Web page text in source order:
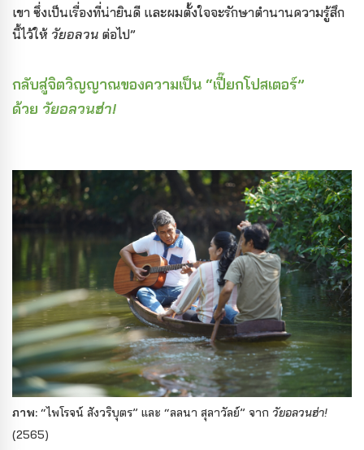
เขา ซึ่งเป็นเรื่องที่น่ายินดี และผมตั้งใจจะรักษาตำนานความรู้สึก
นี้ไว้ให้ วัยอลวน ต่อไป”
กลับสู่จิตวิญญาณของความเป็น “เปี๊ยกโปสเตอร์”
ด้วย วัยอลวนฮ่า!
ภาพ: “ไพโรจน์ สังวริบุตร” และ “ลลนา สุลาวัลย์” จาก วัยอลวนฮ่า!
(2565)